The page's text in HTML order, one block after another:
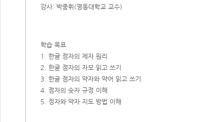
강사: 박중휘(영동대학교 교수)
학습 목표
1. 한글 점자의 제자 원리
2. 한글 점자의 자모 읽고 쓰기
3. 한글 점자의 약자와 약어 읽고 쓰기
4. 점자의 숫자 규정 이해
5. 정자와 약자 지도 방법 이해​